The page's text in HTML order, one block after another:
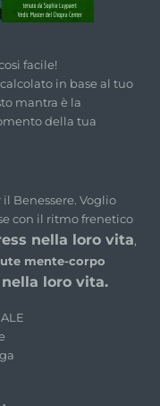
facile!
calcolato in base al tuo
mantra è la
della tua
il Benessere. Voglio
con il ritmo frenetico
nella loro vita,
mente-corpo
loro vita.